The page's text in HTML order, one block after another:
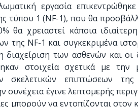
εργασία επικεντρώθηκε
τύπου 1 (NF-1), που θα
θα χρειαστεί κάποια
της NF-1 και συγκεκριμένα
διαχείριση των ασθενών και
στοιχεία σχετικά με την
σκελετικών επιπτώσεων
συνέχεια έγινε λεπτομερής
μπορούν να εντοπίζονται στον